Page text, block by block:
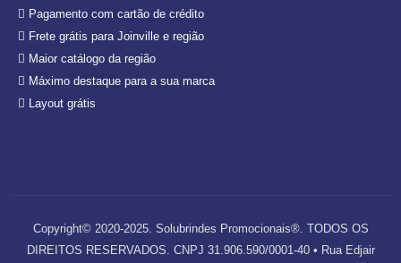
Pagamento com cartão de crédito
Frete grátis para Joinville e região
Maior catálogo da região
Máximo destaque para a sua marca
Layout grátis
Copyright© 2020-2025. Solubrindes Promocionais®. TODOS OS
DIREITOS RESERVADOS. CNPJ 31.906.590/0001-40 • Rua Edjair